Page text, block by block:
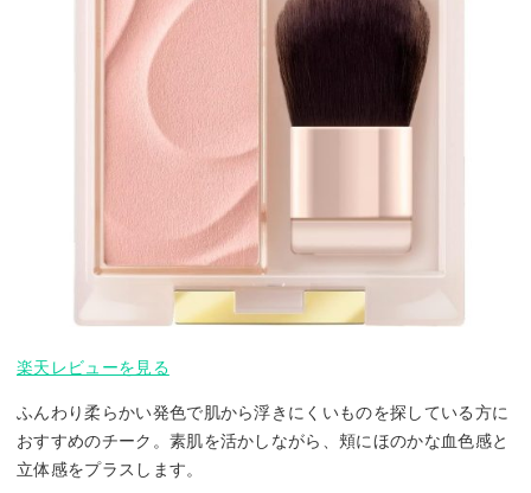
楽天レビューを見る
ふんわり柔らかい発色で肌から浮きにくいものを探している方に
おすすめのチーク。素肌を活かしながら、頬にほのかな血色感と
立体感をプラスします。